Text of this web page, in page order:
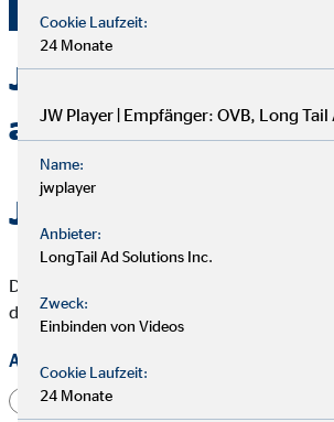
Jetzt bei OVB in
als Berater
Jetzt bewerben
Die mit * gekennzeichneten Felder müssen
damit wir Deine Bewerbung bearbeiten
Anrede
Herr
Cookie Laufzeit:
24 Monate
JW Player | Empfänger: OVB, Long Tail
Name:
jwplayer
Anbieter:
LongTail Ad Solutions Inc.
Zweck:
Einbinden von Videos
Cookie Laufzeit:
24 Monate